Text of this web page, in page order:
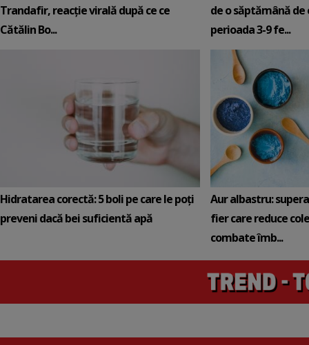
Trandafir, reacție virală după ce ce
Cătălin Bo...
de o săptămână de
perioada 3-9 fe...
Hidratarea corectă: 5 boli pe care le poți
preveni dacă bei suficientă apă
Aur albastru:
fier care reduce
combate îmb...